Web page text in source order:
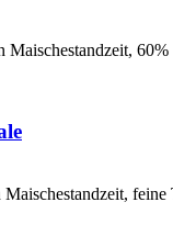
Maischestandzeit,